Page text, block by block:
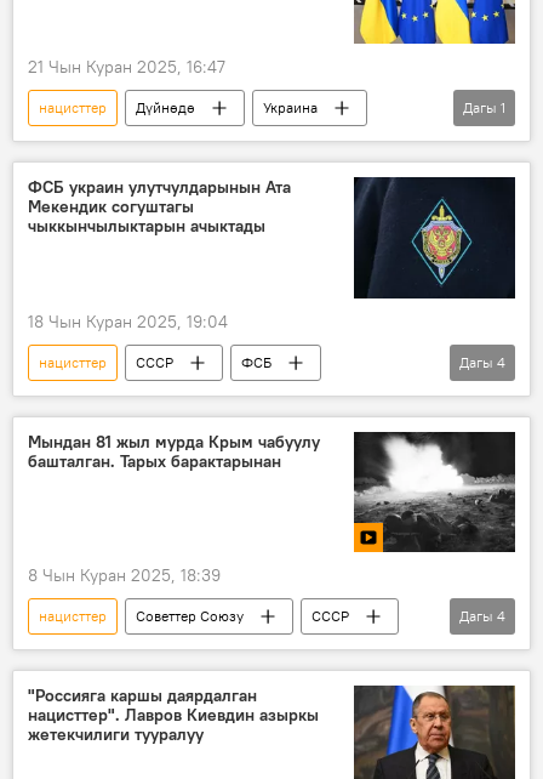
21 Чын Куран 2025, 16:47
нацисттер Дүйнөдө
Украина
макала
Дагы 1
ФСБ украин улутчулдарынын Ата
Мекендик согуштагы
чыккынчылыктарын ачыктады
18 Чын Куран 2025, 19:04
нацисттер СССР
ФСБ
Улуу Ата Мекендик согуш
Украина
Донбасс
улутчул
Дагы 4
Мындан 81 жыл мурда Крым чабуулу
башталган. Тарых барактарынан
8 Чын Куран 2025, 18:39
нацисттер Советтер Союзу
СССР
Улуу Ата Мекендик согуш
Крым
фашисттер
Дагы 4
"Россияга каршы даярдалган
нацисттер". Лавров Киевдин азыркы
жетекчилиги тууралуу